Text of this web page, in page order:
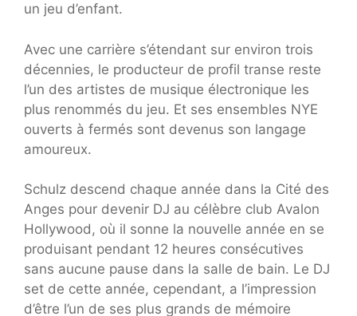
un jeu d’enfant.
Avec une carrière s’étendant sur environ trois
décennies, le producteur de profil transe reste
l’un des artistes de musique électronique les
plus renommés du jeu. Et ses ensembles NYE ​​
ouverts à fermés sont devenus son langage
amoureux.
Schulz descend chaque année dans la Cité des
Anges pour devenir DJ au célèbre club Avalon
Hollywood, où il sonne la nouvelle année en se
produisant pendant 12 heures consécutives
sans aucune pause dans la salle de bain. Le DJ
set de cette année, cependant, a l’impression
d’être l’un de ses plus grands de mémoire